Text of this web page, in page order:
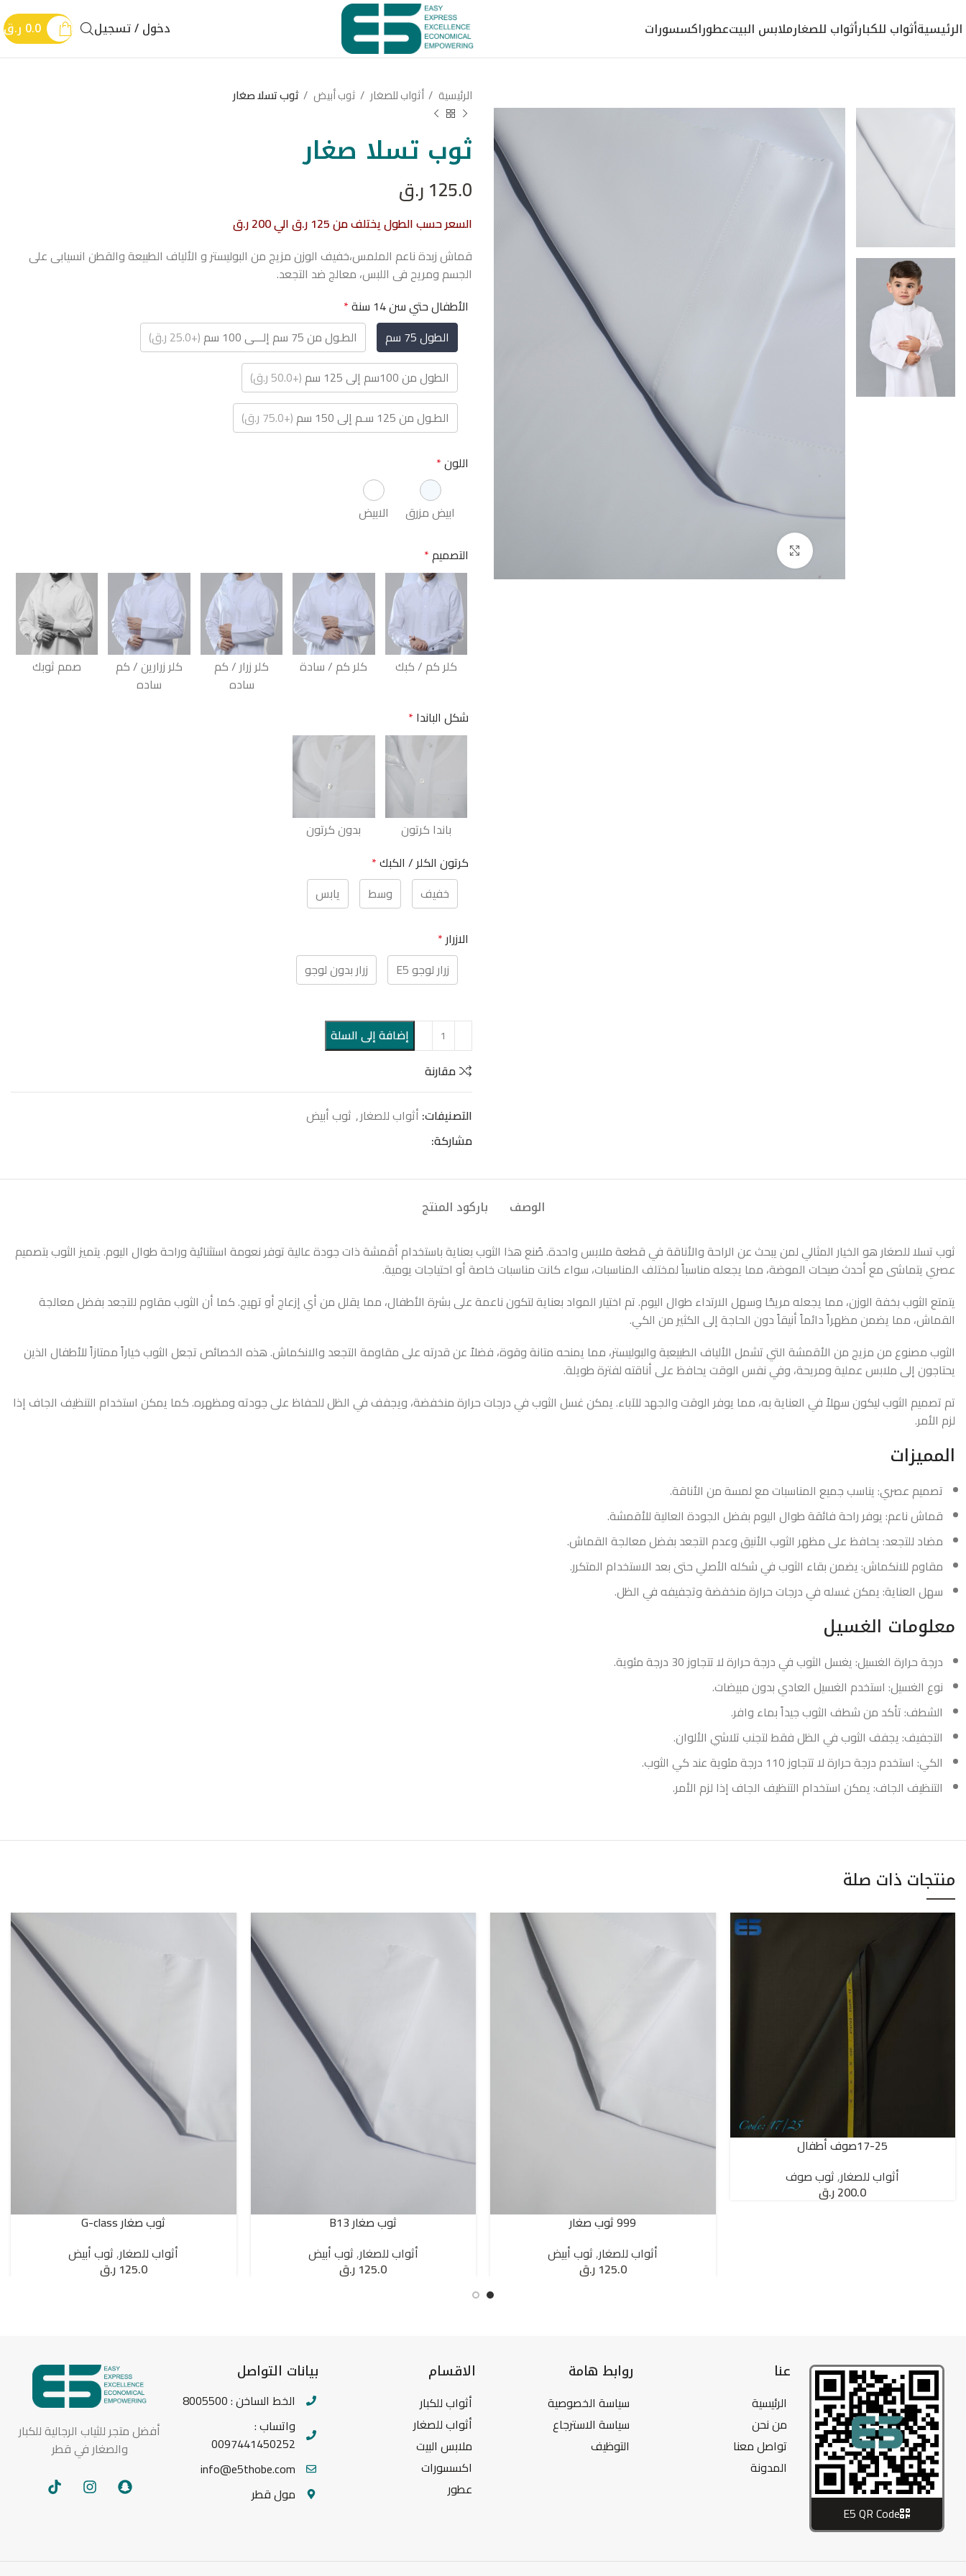
الرئيسيةأثواب للكبارأثواب للصغارملابس البيتعطوراكسسورات دخول / تسجيل 0.0 ر.ق
الرئيسية أثواب للصغار ثوب أبيض ثوب تسلا صغار
ثوب تسلا صغار
125.0ر.ق
السعر حسب الطول يختلف من 125 ر.ق الي 200 ر.ق
قماش زبدة ناعم الملمس،خفيف الوزن مزيج من البوليستر و الألياف الطبيعة والقطن انسيابى على
الجسم ومريح فى اللبس، معالج ضد التجعد.
الأطفال حتي سن 14 سنة
*
الطول 75 سم
الطـول من 75 سم إلـــى 100 سم
(+25.0 ر.ق)
الطول من 100سم إلى 125 سم
(+50.0 ر.ق)
الطـول من 125 سـم إلى 150 سم
(+75.0 ر.ق)
اللون*
ابيض مزرق
الابيض
التصميم*
كلر كم / كبك كلر كم / سادة
كلر زرار / كم
ساده
كلر زرارين / كم
ساده
صمم ثوبك
شكل الباندا *
باندا كرتون
بدون كرتون
كرتون الكلر / الكبك*
خفيف
وسط يابس
الازرار *
زرار لوجو E5
زرار بدون لوجو
إضافة إلى السلة
مقارنة
التصنيفات: أثواب للصغار, ثوب أبيض
مشاركة:
الوصف باركود المنتج
ثوب تسلا للصغار هو الخيار المثالي لمن يبحث عن الراحة والأناقة في قطعة ملابس واحدة. صُنع هذا الثوب بعناية باستخدام أقمشة ذات جودة عالية توفر نعومة استثنائية وراحة طوال اليوم. يتميز الثوب بتصميم
عصري يتماشى مع أحدث صيحات الموضة، مما يجعله مناسباً لمختلف المناسبات، سواء كانت مناسبات خاصة أو احتياجات يومية.
يتمتع الثوب بخفة الوزن، مما يجعله مريحًا وسهل الارتداء طوال اليوم. تم اختيار المواد بعناية لتكون ناعمة على بشرة الأطفال، مما يقلل من أي إزعاج أو تهيج. كما أن الثوب مقاوم للتجعد بفضل معالجة
القماش، مما يضمن مظهراً دائماً أنيقاً دون الحاجة إلى الكثير من الكي.
الثوب مصنوع من مزيج من الأقمشة التي تشمل الألياف الطبيعية والبوليستر، مما يمنحه متانة وقوة، فضلاً عن قدرته على مقاومة التجعد والانكماش. هذه الخصائص تجعل الثوب خياراً ممتازاً للأطفال الذين
يحتاجون إلى ملابس عملية ومريحة، وفي نفس الوقت يحافظ على أناقته لفترة طويلة.
تم تصميم الثوب ليكون سهلاً في العناية به، مما يوفر الوقت والجهد للآباء. يمكن غسل الثوب في درجات حرارة منخفضة، ويجفف في الظل للحفاظ على جودته ومظهره. كما يمكن استخدام التنظيف الجاف إذا
لزم الأمر.
المميزات
تصميم عصري: يناسب جميع المناسبات مع لمسة من الأناقة.
قماش ناعم: يوفر راحة فائقة طوال اليوم بفضل الجودة العالية للأقمشة.
مضاد للتجعد: يحافظ على مظهر الثوب الأنيق وعدم التجعد بفضل معالجة القماش.
مقاوم للانكماش: يضمن بقاء الثوب في شكله الأصلي حتى بعد الاستخدام المتكرر.
سهل العناية: يمكن غسله في درجات حرارة منخفضة وتجفيفه في الظل.
معلومات الغسيل
درجة حرارة الغسيل: يغسل الثوب في درجة حرارة لا تتجاوز 30 درجة مئوية.
نوع الغسيل: استخدم الغسيل العادي بدون مبيضات.
الشطف: تأكد من شطف الثوب جيداً بماء وافر.
التجفيف: يجفف الثوب في الظل فقط لتجنب تلاشي الألوان.
الكي: استخدم درجة حرارة لا تتجاوز 110 درجة مئوية عند كي الثوب.
التنظيف الجاف: يمكن استخدام التنظيف الجاف إذا لزم الأمر.
منتجات ذات صلة
SELECT OPTIONS17-25صوف أطفال
أثواب للصغار,ثوب صوف
200.0ر.ق
999 ثوب صغار
أثواب للصغار,ثوب أبيض
125.0 ر.ق
ثوب صغار B13
أثواب للصغار,ثوب أبيض
125.0 ر.ق
SELECT OPTIONSثوب صغار G-class
أثواب للصغار,ثوب أبيض
125.0 ر.ق
E5 QR Code
عنا
الرئيسية
من نحن
تواصل معنا
المدونة
روابط هامة
سياسة الخصوصية
سياسة الاسترجاع
التوظيف
الاقسام
أثواب للكبار
أثواب للصغار
ملابس البيت
اكسسورات
عطور
بيانات التواصل
الخط الساخن : 8005500
واتساب :
0097441450252
info@e5thobe.com
مول قطر
أفضل متجر للثياب الرجالية للكبار
والصغار في قطر